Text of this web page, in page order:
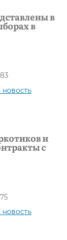
в
в
новость
и
с
новость